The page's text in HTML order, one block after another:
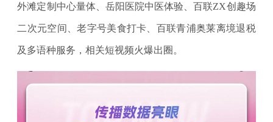
外滩定制中心量体、岳阳医院中医体验、百联ZX创趣场
二次元空间、老字号美食打卡、百联青浦奥莱离境退税
及多语种服务，相关短视频火爆出圈。